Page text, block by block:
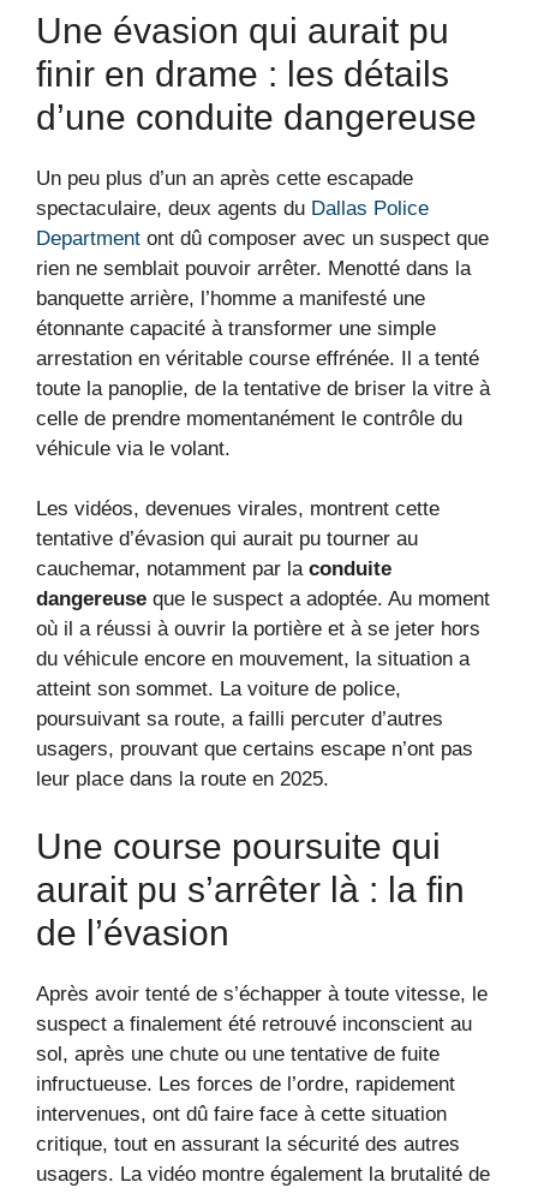
Une évasion qui aurait pu
finir en drame : les détails
d’une conduite dangereuse
Un peu plus d’un an après cette escapade
spectaculaire, deux agents du Dallas Police
Department ont dû composer avec un suspect que
rien ne semblait pouvoir arrêter. Menotté dans la
banquette arrière, l’homme a manifesté une
étonnante capacité à transformer une simple
arrestation en véritable course effrénée. Il a tenté
toute la panoplie, de la tentative de briser la vitre à
celle de prendre momentanément le contrôle du
véhicule via le volant.
Les vidéos, devenues virales, montrent cette
tentative d’évasion qui aurait pu tourner au
cauchemar, notamment par la conduite
dangereuse que le suspect a adoptée. Au moment
où il a réussi à ouvrir la portière et à se jeter hors
du véhicule encore en mouvement, la situation a
atteint son sommet. La voiture de police,
poursuivant sa route, a failli percuter d’autres
usagers, prouvant que certains escape n’ont pas
leur place dans la route en 2025.
Une course poursuite qui
aurait pu s’arrêter là : la fin
de l’évasion
Après avoir tenté de s’échapper à toute vitesse, le
suspect a finalement été retrouvé inconscient au
sol, après une chute ou une tentative de fuite
infructueuse. Les forces de l’ordre, rapidement
intervenues, ont dû faire face à cette situation
critique, tout en assurant la sécurité des autres
usagers. La vidéo montre également la brutalité de